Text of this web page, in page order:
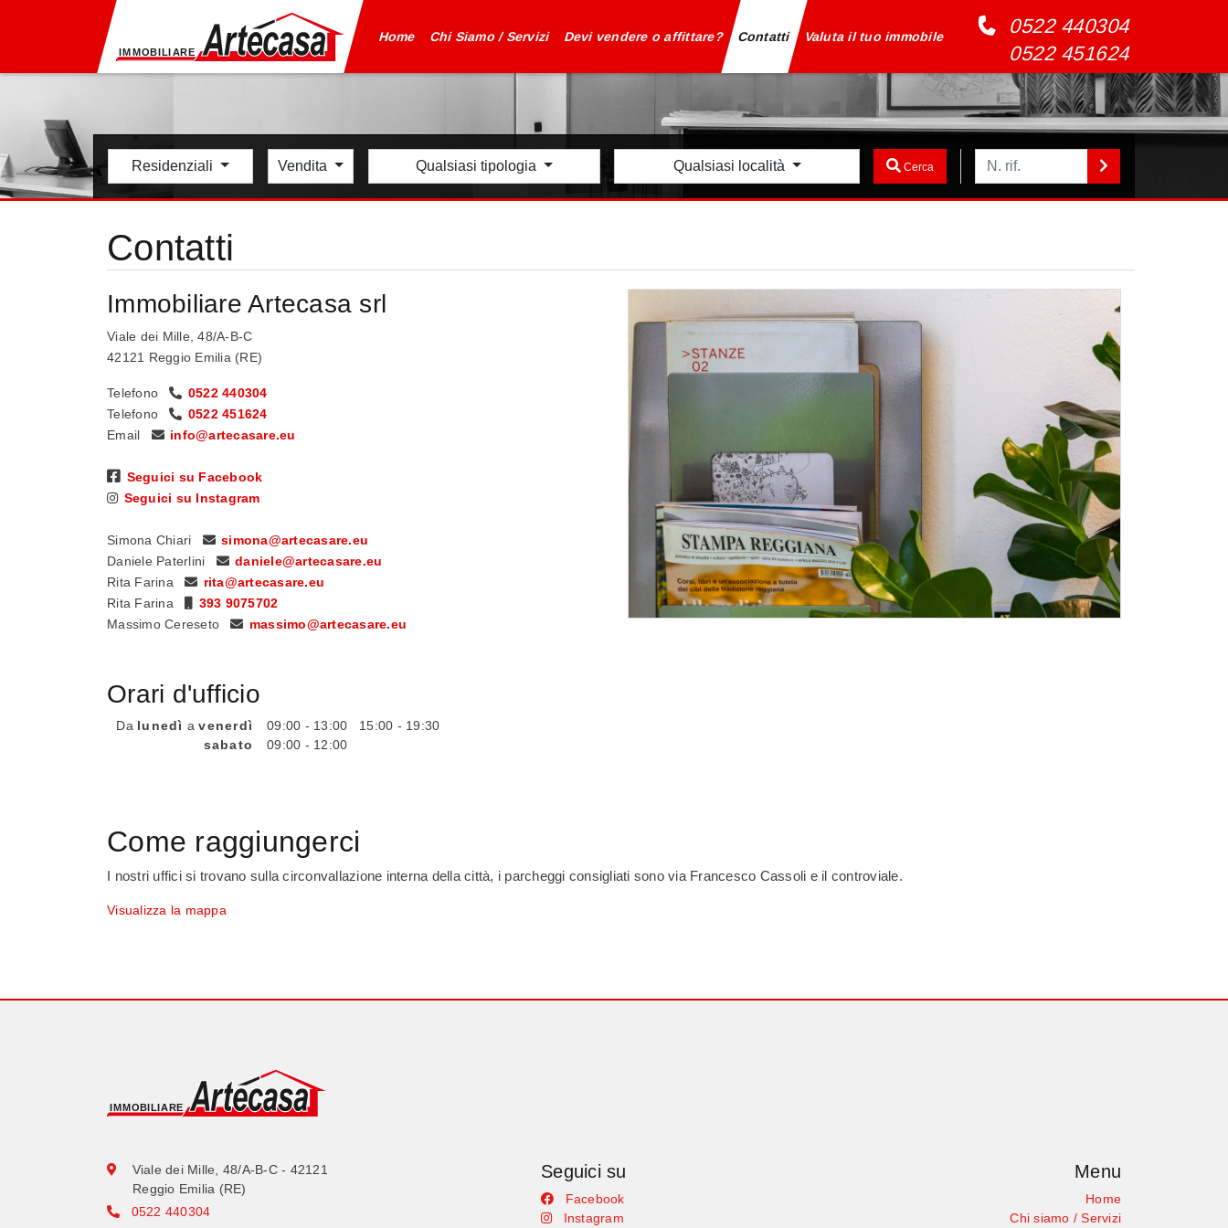
Home Chi Siamo / Servizi Devi vendere o affittare? Contatti Valuta il tuo immobile
0522 440304
0522 451624
Residenziali Vendita Qualsiasi tipologia Qualsiasi località Cerca
Contatti
Immobiliare Artecasa srl
Viale dei Mille, 48/A-B-C
42121 Reggio Emilia (RE)
Telefono
0522 440304
Telefono
0522 451624
Email
info@artecasare.eu
Seguici su Facebook
Seguici su Instagram
Simona Chiari
simona@artecasare.eu
Daniele Paterlini
daniele@artecasare.eu
Rita Farina
rita@artecasare.eu
Rita Farina
393 9075702
Massimo Cereseto
massimo@artecasare.eu
Orari d'ufficio
Da lunedì avenerdì 09:00 - 13:00 15:00 - 19:30
sabato
09:00 - 12:00
Come raggiungerci
I nostri uffici si trovano sulla circonvallazione interna della città, i parcheggi consigliati sono via Francesco Cassoli e il controviale.
Visualizza la mappa
Viale dei Mille, 48/A-B-C - 42121
Reggio Emilia (RE)
0522 440304
Seguici su
Facebook
Instagram
Menu
Home
Chi siamo / Servizi